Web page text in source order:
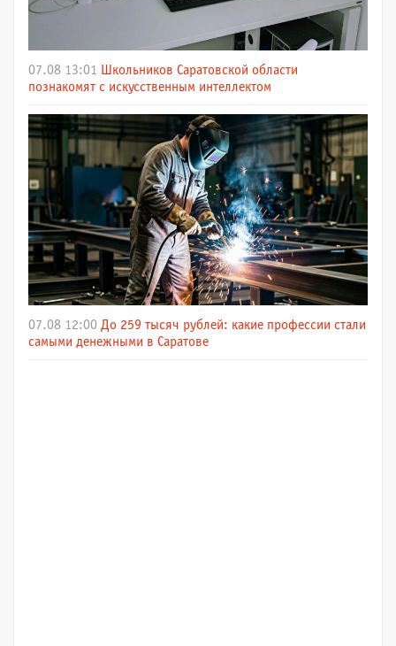
07.08 13:01
Школьников Саратовской области
познакомят с искусственным интеллектом
07.08 12:00 До 259 тысяч рублей: какие профессии стали
самыми денежными в Саратове